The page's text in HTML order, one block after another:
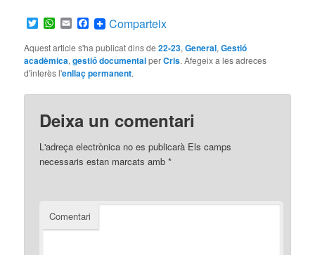
TwitterWhatsApp
EmailFacebook
Comparteix
Aquest article s'ha publicat dins de22-23,General,Gestió
acadèmica,gestió documentalperCris. Afegeix a les adreces
d'interès l'enllaç permanent.
Deixa un comentari
L'adreça electrònica no es publicarà Els camps
necessaris estan marcats amb*
Comentari